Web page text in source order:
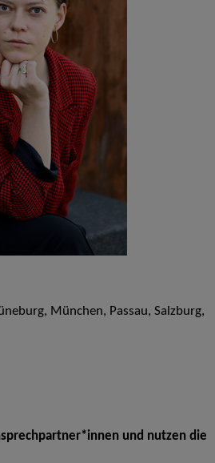
München, Passau, Salzburg,
und nutzen die